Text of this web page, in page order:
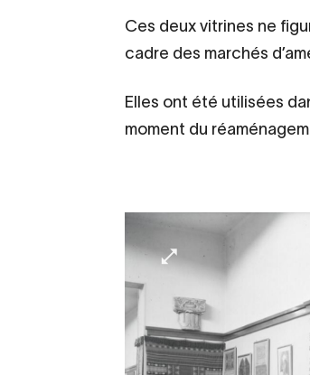
Ces deux vitrines ne
cadre des marchés
Elles ont été utilisées
moment du